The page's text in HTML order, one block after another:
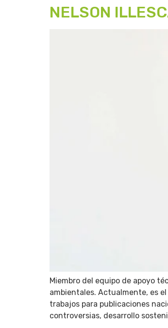
NELSON
Miembro del equipo de apoyo
ambientales. Actualmente, es
trabajos para publicaciones
controversias, desarrollo